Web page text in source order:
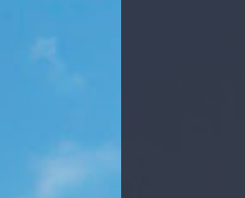
Son Dakika Haberleri